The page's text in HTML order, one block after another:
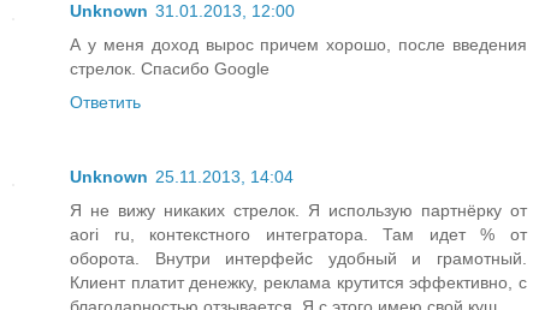
Unknown 31.01.2013, 12:00
А у меня доход вырос причем хорошо, после введения
стрелок. Спасибо Google
Ответить
Unknown 25.11.2013, 14:04
Я не вижу никаких стрелок. Я использую партнёрку от
aori ru, контекстного интегратора. Там идет % от
оборота. Внутри интерфейс удобный и грамотный.
Клиент платит денежку, реклама крутится эффективно, с